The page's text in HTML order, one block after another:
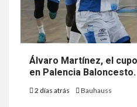
Álvaro Martínez, el
en Palencia Baloncesto.
2 días atrás Bauhauss